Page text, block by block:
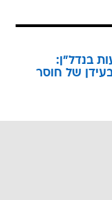
בנדל"ן:
של חוסר